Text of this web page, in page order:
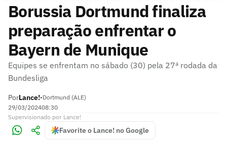
Borussia Dortmund finaliza
preparação enfrentar o
Bayern de Munique
Equipes se enfrentam no sábado (30) pela 27ª rodada da
Bundesliga
PorLance!•Dortmund (ALE)
29/03/202408:30
Supervisionado por Lance!
Favorite o Lance! no Google